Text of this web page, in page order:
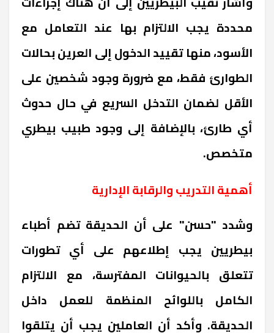
محددة يجب الالتزام بها عند التعامل مع
الأسود، منها تقييد الدخول إلى العرين بحالات
الطوارئ فقط، مع ضرورة وجود شخصين على
الأقل لضمان التدخل السريع في حال حدوث
أي طارئ، بالإضافة إلى وجود طبيب بيطري
متخصص.
أهمية التدريب والرقابة الإدارية
وشدد "حسن" على أن الحديقة تضم أطباء
بيطريين يجب إطلاعهم على أي تطورات
تتعلق بالحيوانات المفترسة، مع الالتزام
الكامل باللوائح المنظمة للعمل داخل
الحديقة. وأكد أن العاملين يجب أن يتلقوا